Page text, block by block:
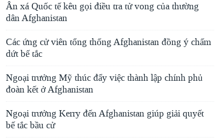
Ân xá Quốc tế kêu gọi điều tra tử vong của thường
dân Afghanistan
Các ứng cử viên tổng thống Afghanistan đồng ý chấm
dứt bế tắc
Ngoại trưởng Mỹ thúc đẩy việc thành lập chính phủ
đoàn kết ở Afghanistan
Ngoại trưởng Kerry đến Afghanistan giúp giải quyết
bế tắc bầu cử